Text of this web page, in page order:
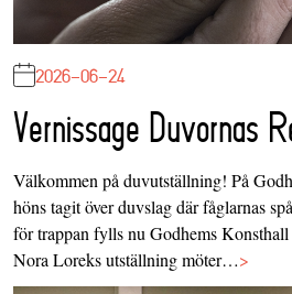
2026-06-24
Vernissage Duvornas
Välkommen på duvutställning! På
höns tagit över duvslag där fåglarnas
för trappan fylls nu Godhems
Nora Loreks utställning möter…>